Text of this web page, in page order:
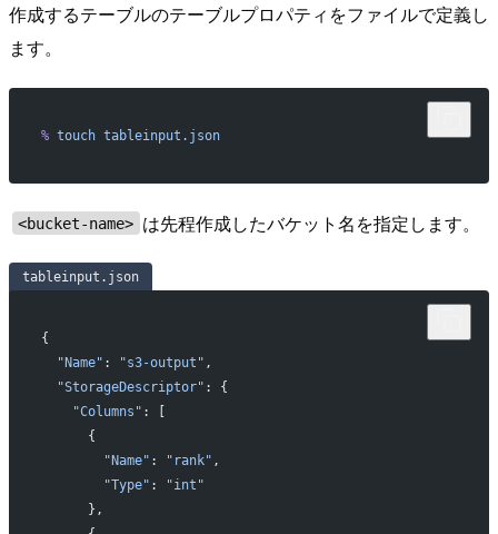
作成するテーブルのテーブルプロパティをファイルで定義し
ます。
% touch tableinput.json
<bucket-name> は先程作成したバケット名を指定します。
tableinput.json
{
  "Name"
: "s3-output" ,
  "StorageDescriptor"
: {
    "Columns"
: [
      {
        "Name"
: "rank" ,
        "Type"
:
"int"
      },